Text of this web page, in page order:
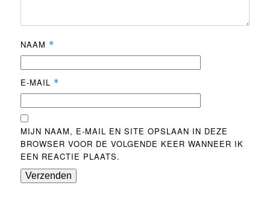
NAAM *
E-MAIL *
MIJN NAAM, E-MAIL EN SITE OPSLAAN IN DEZE
BROWSER VOOR DE VOLGENDE KEER WANNEER IK
EEN REACTIE PLAATS.